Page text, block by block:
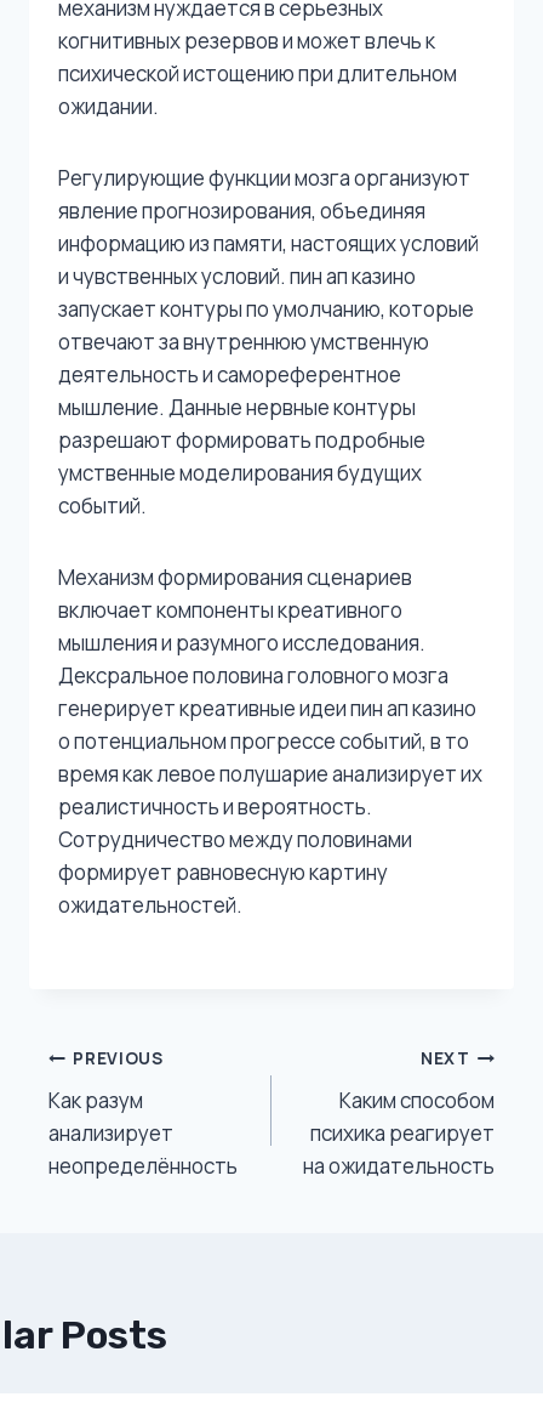
механизм нуждается в серьезных
когнитивных резервов и может влечь к
психической истощению при длительном
ожидании.
Регулирующие функции мозга организуют
явление прогнозирования, объединяя
информацию из памяти, настоящих условий
и чувственных условий. пин ап казино
запускает контуры по умолчанию, которые
отвечают за внутреннюю умственную
деятельность и самореферентное
мышление. Данные нервные контуры
разрешают формировать подробные
умственные моделирования будущих
событий.
Механизм формирования сценариев
включает компоненты креативного
мышления и разумного исследования.
Дексральное половина головного мозга
генерирует креативные идеи пин ап казино
о потенциальном прогрессе событий, в то
время как левое полушарие анализирует их
реалистичность и вероятность.
Сотрудничество между половинами
формирует равновесную картину
ожидательностей.
Post
Navigation
PREVIOUS
Как разум
анализирует
неопределённость
NEXT
Каким способом
психика реагирует
на ожидательность
Posts